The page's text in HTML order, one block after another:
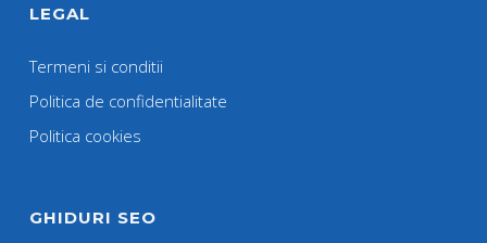
LEGAL
Termeni si conditii
Politica de confidentialitate
Politica cookies
GHIDURI SEO